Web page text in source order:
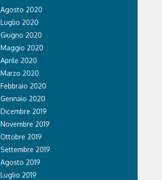
Agosto 2020
Luglio 2020
Giugno 2020
Maggio 2020
Aprile 2020
Marzo 2020
Febbraio 2020
Gennaio 2020
Dicembre 2019
Novembre 2019
Ottobre 2019
Settembre 2019
Agosto 2019
Luglio 2019